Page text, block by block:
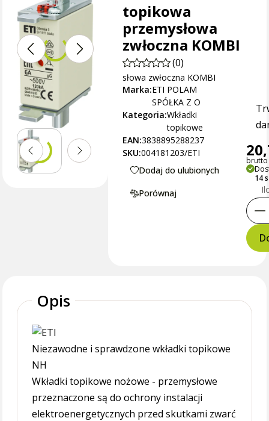
topikowa
przemysłowa
zwłoczna KOMBI
(0)
słowa zwłoczna KOMBI
Marka:ETI POLAM
SPÓŁKA Z O
Kategoria:Wkładki
topikowe
EAN:3838895288237
SKU:004181203/ETI
Dodaj do ulubionych
Porównaj
brutto
14
Opis
Niezawodne i sprawdzone wkładki topikowe
NH
Wkładki topikowe nożowe - przemysłowe
przeznaczone są do ochrony instalacji
elektroenergetycznych przed skutkami zwarć